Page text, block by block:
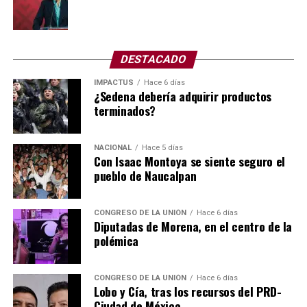
herramientas de gestión que se vinculan para planificar
las metas de una organización y asignar los recursos
12 meses.
Asimismo, el POA define las acciones y objetivos,
mientras que el presupuesto establece los fondos
autorizados para ejecutarlos.
Todo indica que no hubo mantenimiento de manera
correcta, ya sea por omisión, no hubo un programa
específico o simplemente no ejercieron el presupuesto
requerido, y lo que pagan los platos rotos, como
siempre, son los vecinos y colonos.
No le busquen tres pies al gato, pero el responsable del
colapso de la bomba es el Consejo Directivo de SAPASA,
encabezado por el presidente municipalPedro
Rodríguez Villegas
DESTACADO
IMPACTUS Hace 6 días
¿Sedena debería adquirir productos
terminados?
NACIONAL Hace 5 días
Con Isaac Montoya se siente seguro el
pueblo de Naucalpan
CONGRESO DE LA UNIÓN Hace 6 días
Diputadas de Morena, en el centro de la
polémica
CONGRESO DE LA UNIÓN Hace 6 días
Lobo y Cía, tras los recursos del PRD-